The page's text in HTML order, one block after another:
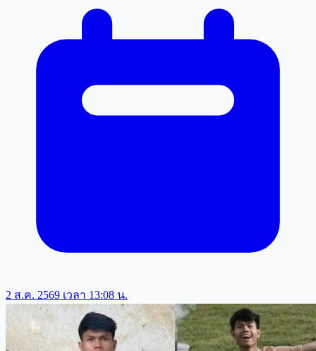
2 ส.ค. 2569 เวลา 13:08 น.